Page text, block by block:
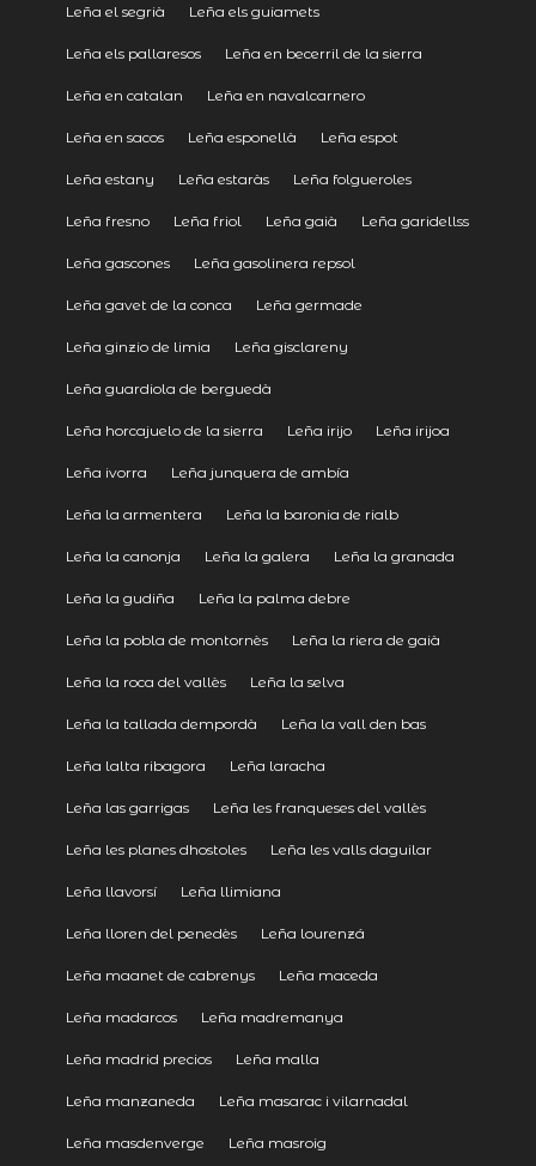
Leña el segrià Leña els guiamets
Leña els pallaresos Leña en becerril de la sierra
Leña en catalan Leña en navalcarnero
Leña en sacos Leña esponellà Leña espot
Leña estany Leña estaràs Leña folgueroles
Leña fresno Leña friol Leña gaià Leña garidellss
Leña gascones Leña gasolinera repsol
Leña gavet de la conca Leña germade
Leña ginzio de limia Leña gisclareny
Leña guardiola de berguedà
Leña horcajuelo de la sierra Leña irijo Leña irijoa
Leña ivorra Leña junquera de ambía
Leña la armentera Leña la baronia de rialb
Leña la canonja Leña la galera Leña la granada
Leña la gudiña Leña la palma debre
Leña la pobla de montornès Leña la riera de gaià
Leña la roca del vallès Leña la selva
Leña la tallada dempordà Leña la vall den bas
Leña lalta ribagora Leña laracha
Leña las garrigas Leña les franqueses del vallès
Leña les planes dhostoles Leña les valls daguilar
Leña llavorsí Leña llimiana
Leña lloren del penedès Leña lourenzá
Leña maanet de cabrenys Leña maceda
Leña madarcos Leña madremanya
Leña madrid precios Leña malla
Leña manzaneda Leña masarac i vilarnadal
Leña masdenverge Leña masroig